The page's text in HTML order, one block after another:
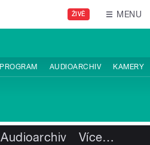
ŽIVĚ MENU
PROGRAM AUDIOARCHIV KAMERY
Audioarchiv Více…